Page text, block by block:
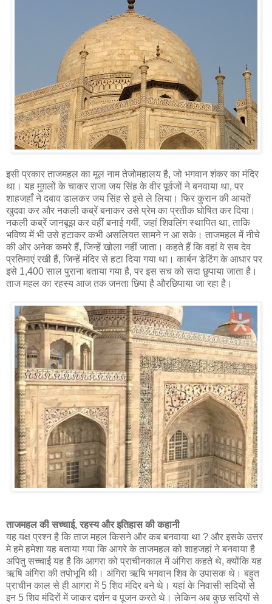
इसी प्रकार ताजमहल का मूल नाम तेजोमहालय है, जो भगवान शंकर का मंदिर
था। यह मुग़लों के चाकर राजा जय सिंह के वीर पूर्वजों ने बनवाया था, पर
शाहजहाँ ने दबाव डालकर जय सिंह से इसे ले लिया। फिर कुरान की आयतें
खुदवा कर और नकली कब्रें बनाकर उसे प्रेम का प्रतीक घोषित कर दिया।
नकली कब्रें जानबूझ कर वहीं बनाई गयीं, जहां शिवलिंग स्थापित था, ताकि
भविष्य में भी उसे हटाकर कभी असलियत सामने न आ सके। ताजमहल में नीचे
की ओर अनेक कमरे हैं, जिन्हें खोला नहीं जाता। कहते हैं कि वहां वे सब देव
प्रतिमाएं रखी हैं, जिन्हें मंदिर से हटा दिया गया था। कार्बन डेटिंग के आधार पर
इसे 1,400 साल पुराना बताया गया है, पर इस सच को सदा छुपाया जाता है।
ताज महल का रहस्य आज तक जनता छिपा है औरछिपाया जा रहा है।
ताजमहल की सच्चाई, रहस्य और इतिहास की कहानी
यह यक्ष प्रश्न है कि ताज महल किसने और कब बनवाया था ? और इसके उत्तर
मे हमे हमेशा यह बताया गया कि आगरे के ताजमहल को शाहजहां ने बनवाया है
अपितु सच्चाई यह है कि आगरा को प्राचीनकाल में अंगिरा कहते थे, क्योंकि यह
ऋषि अंगिरा की तपोभूमि थी। अंगिरा ऋषि भगवान शिव के उपासक थे। बहुत
प्राचीन काल से ही आगरा में 5 शिव मंदिर बने थे। यहां के निवासी सदियों से
इन 5 शिव मंदिरों में जाकर दर्शन व पूजन करते थे। लेकिन अब कुछ सदियों से